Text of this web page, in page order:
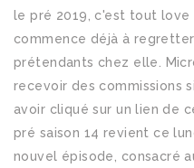
le pré 2019, c'est tout love
commence déjà à
prétendants chez elle.
recevoir des commissions
avoir cliqué sur un lien de
pré saison 14 revient ce
nouvel épisode, consacré